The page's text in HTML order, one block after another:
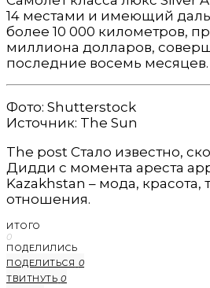
14 местами и имеющий
более 10 000 километров,
миллиона долларов,
последние восемь месяцев.
Фото: Shutterstock
Источник: The Sun
The post Стало известно,
Дидди с момента ареста
Kazakhstan – мода, красота,
отношения.
ИТОГО
0
ПОДЕЛИЛИСЬ
ПОДЕЛИТЬСЯ 0
ТВИТНУТЬ 0